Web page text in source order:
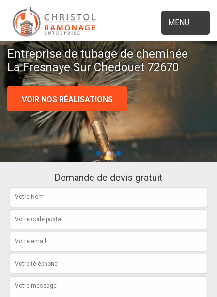
MENU
Entreprise de tubage de cheminée
La Fresnaye Sur Chedouet 72670
VOIR NOS RÉALISATIONS
Demande de devis gratuit